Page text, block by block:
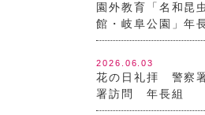
園外教育「名和昆
館・岐阜公園」年
2026.06.03
花の日礼拝 警察
署訪問 年長組